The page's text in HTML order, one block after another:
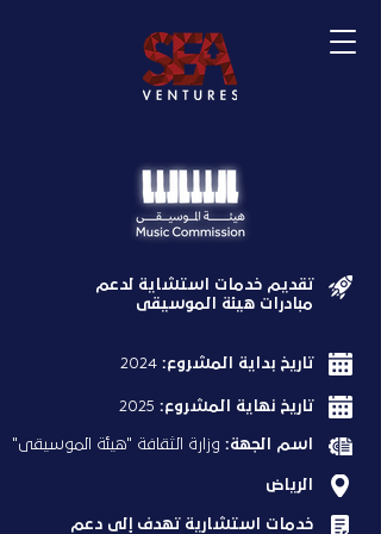
تقديم خدمات استشاية لدعم
مبادرات هيئة الموسيقى
تاريخ بداية المشروع: 2024
تاريخ نهاية المشروع: 2025
اسم الجهة: وزارة الثقافة "هيئة الموسيقى"
الرياض
خدمات استشارية تهدف إلى دعم